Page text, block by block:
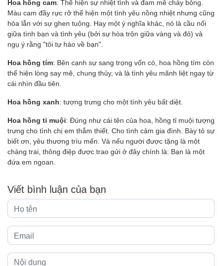
Hoa hồng cam: Thể hiện sự nhiệt tình và đam mê cháy bỏng.
Màu cam đầy rực rỡ thể hiện một tình yêu nồng nhiệt nhưng cũng
hòa lẫn với sự ghen tuông. Hay một ý nghĩa khác, nó là cầu nối
giữa tình bạn và tình yêu (bởi sự hòa trộn giữa vàng và đỏ) và
ngụ ý rằng "tôi tự hào về bạn".
Hoa hồng tím: Bên cạnh sự sang trọng vốn có, hoa hồng tím còn
thể hiện lòng say mê, chung thủy, và là tình yêu mãnh liệt ngay từ
cái nhìn đầu tiên.
Hoa hồng xanh: tượng trưng cho một tình yêu bất diệt.
Hoa hồng tỉ muội: Đúng như cái tên của hoa, hồng tỉ muội tượng
trưng cho tình chị em thắm thiết. Cho tình cảm gia đình. Bày tỏ sự
biết ơn, yêu thương trìu mến. Và nếu người được tặng là một
chàng trai, thông điệp được trao gửi ở đây chính là: Bạn là một
đứa em ngoan.
Viết bình luận của bạn